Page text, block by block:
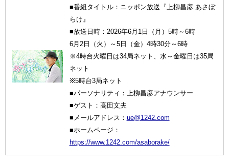
■番組タイトル：ニッポン放送『上柳昌彦 あさぼ
らけ』
■放送日時：2026年6月1日（月）5時～6時
6月2日（火）～5日（金）4時30分～6時
※4時台火曜日は34局ネット、水～金曜日は35局
ネット
※5時台3局ネット
■パーソナリティ：上柳昌彦アナウンサー
■ゲスト：高田文夫
■メールアドレス： ue@1242.com
■ホームページ：
https://www.1242.com/asaborake/